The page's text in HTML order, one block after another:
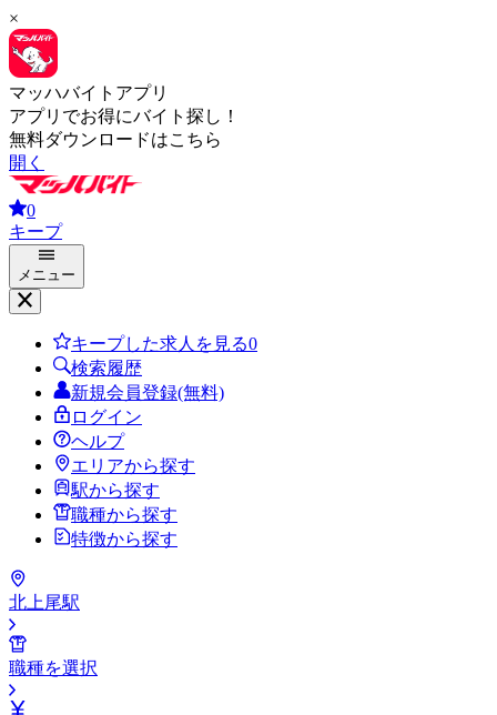
×
マッハバイトアプリ
アプリでお得にバイト探し！
無料ダウンロードはこちら
開く
0
キープ
メニュー
キープした求人を見る0
検索履歴
新規会員登録(無料)
ログイン
ヘルプ
エリアから探す
駅から探す
職種から探す
特徴から探す
北上尾駅
職種を選択